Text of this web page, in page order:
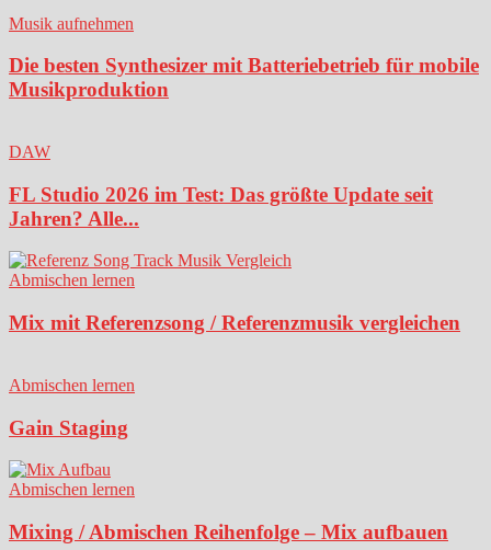
Musik aufnehmen
Die besten Synthesizer mit Batteriebetrieb für mobile
Musikproduktion
DAW
FL Studio 2026 im Test: Das größte Update seit
Jahren? Alle...
Abmischen lernen
Mix mit Referenzsong / Referenzmusik vergleichen
Abmischen lernen
Gain Staging
Abmischen lernen
Mixing / Abmischen Reihenfolge – Mix aufbauen